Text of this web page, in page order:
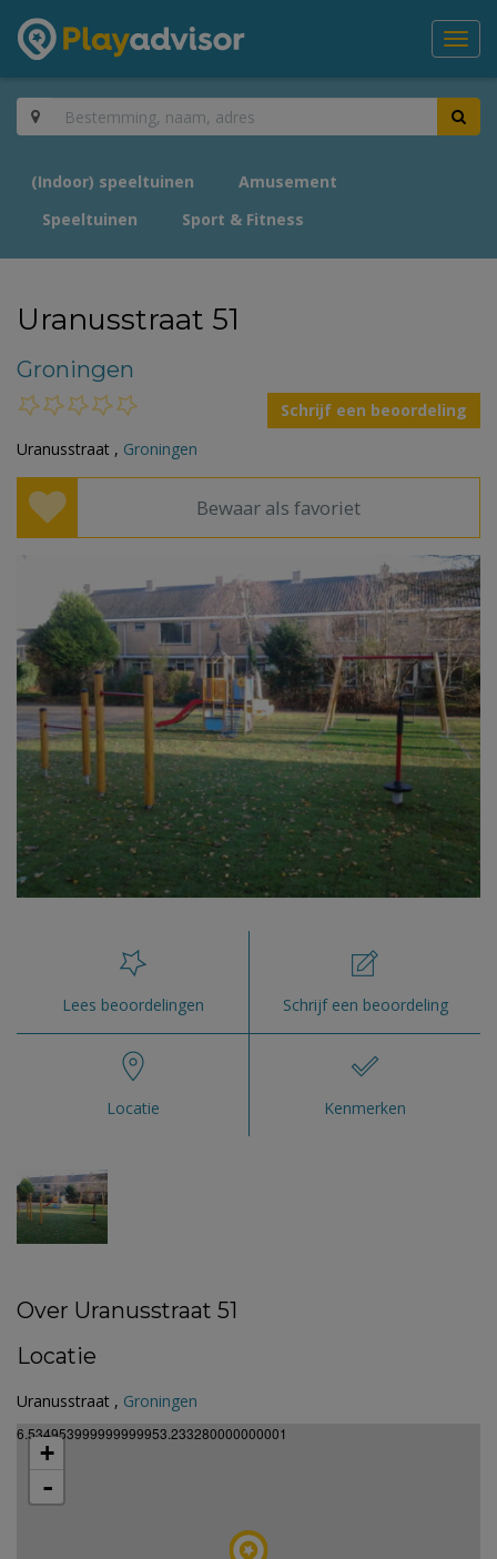
(Indoor) speeltuinen
Amusement
Speeltuinen
Sport & Fitness
Uranusstraat 51
Groningen
Schrijf een beoordeling
Uranusstraat , Groningen
Bewaar als favoriet
Lees beoordelingen Schrijf een beoordeling
Locatie Kenmerken
Over Uranusstraat 51
Locatie
Uranusstraat , Groningen
6.534953999999999953.233280000000001
+
-